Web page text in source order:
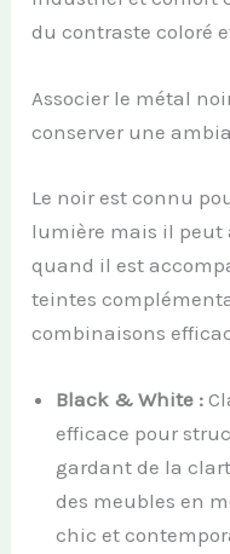
du contraste coloré
Associer le métal
conserver une
Le noir est connu
lumière mais il peut
quand il est
teintes
combinaisons
Black & White :
efficace pour
gardant de la
des meubles en
chic et